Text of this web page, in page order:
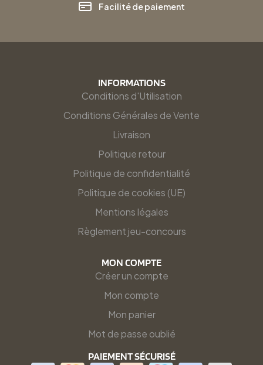
Facilité de paiement
INFORMATIONS
Conditions d'Utilisation
Conditions Générales de Vente
Livraison
Politique retour
Politique de confidentialité
Politique de cookies (UE)
Mentions légales
Règlement jeu-concours
MON COMPTE
Créer un compte
Mon compte
Mon panier
Mot de passe oublié
PAIEMENT SÉCURISÉ